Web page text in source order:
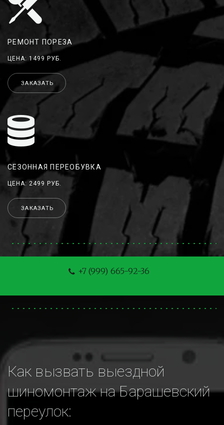
РЕМОНТ ПОРЕЗА
ЦЕНА: 1499 РУБ.
ЗАКАЗАТЬ
СЕЗОННАЯ ПЕРЕОБУВКА
ЦЕНА: 2499 РУБ.
ЗАКАЗАТЬ
+7 (999) 665-92-36
Как вызвать выездной
шиномонтаж на Барашевский
переулок: